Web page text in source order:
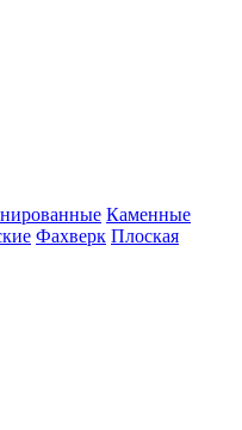
Каменные
Фахверк Плоская